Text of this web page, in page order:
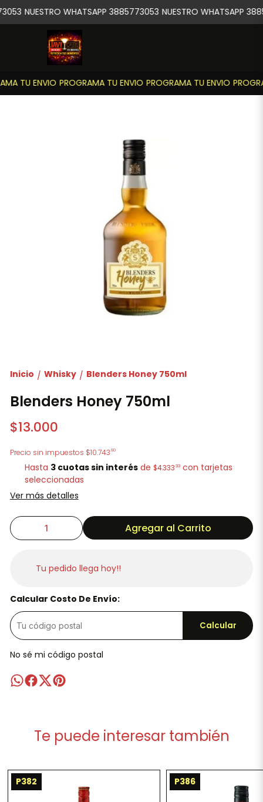
TU ENVIO PROGRAMA TU ENVIO PROGRAMA TU ENVIO
NUESTRO WHATSAPP 3885773053 NUESTRO WHATSAPP
Inicio / Whisky / Blenders Honey 750ml
Blenders Honey 750ml
$13.000
Precio sin impuestos $10.74380
Hasta 3 cuotas sin interés de $4.33333 con tarjetas
seleccionadas
Ver más detalles
Agregar al Carrito
Tu pedido llega hoy!!
Calcular Costo De Envío:
Calcular
No sé mi código postal
Te puede interesar también
P382 P386